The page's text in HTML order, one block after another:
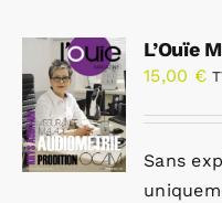
L’Ouïe
15,00 €
Sans